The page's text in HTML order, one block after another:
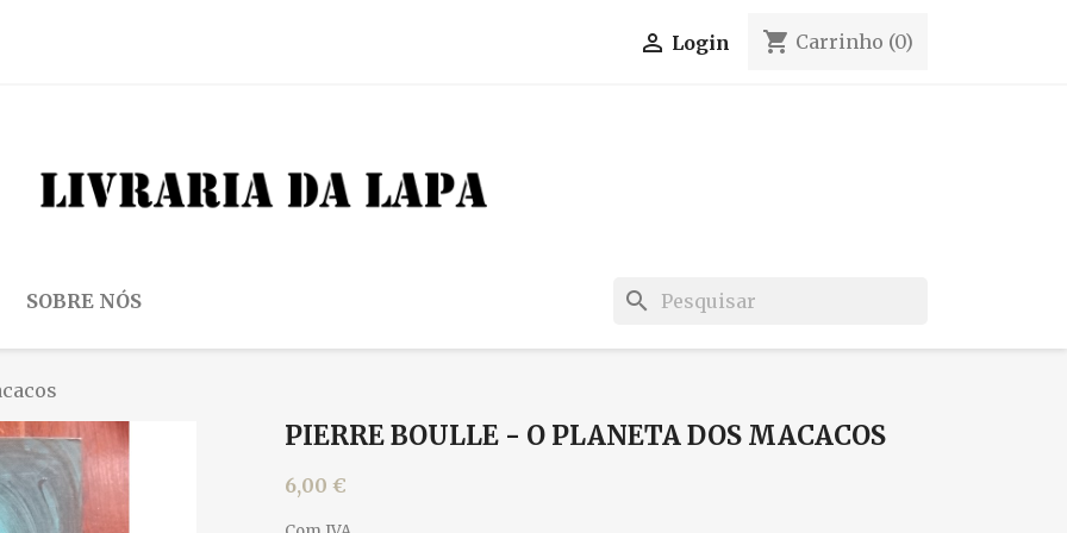
 Login shopping_cart Carrinho (0)
SOBRE NÓS search
PIERRE BOULLE - O PLANETA DOS MACACOS
6,00 €